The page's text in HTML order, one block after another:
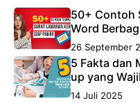
50+ Contoh
Word
26 September
5 Fakta dan
up yang
14 Juli 2025